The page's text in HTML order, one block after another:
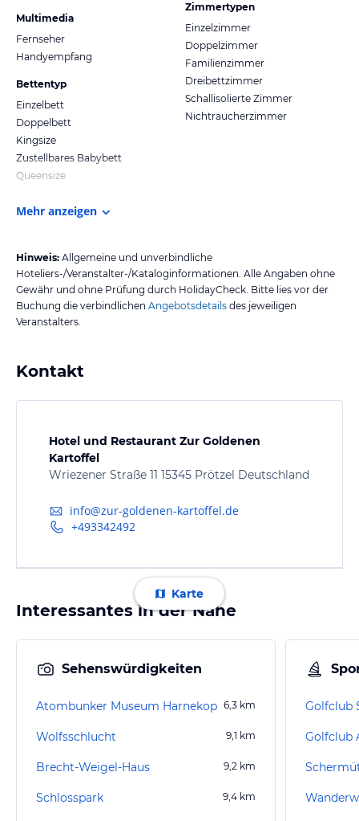
Multimedia
Fernseher
Handyempfang
Bettentyp
Einzelbett
Doppelbett
Kingsize
Zustellbares Babybett
Queensize
Zimmertypen
Einzelzimmer
Doppelzimmer
Familienzimmer
Dreibettzimmer
Schallisolierte Zimmer
Nichtraucherzimmer
Mehr anzeigen
Hinweis: Allgemeine und unverbindliche
Hoteliers-/Veranstalter-/Kataloginformationen. Alle Angaben ohne
Gewähr und ohne Prüfung durch HolidayCheck. Bitte lies vor der
Buchung die verbindlichen Angebotsdetails des jeweiligen
Veranstalters.
Kontakt
Hotel und Restaurant Zur Goldenen
Kartoffel
Wriezener Straße 11 15345 Prötzel Deutschland
info@zur-goldenen-kartoffel.de
+493342492
Karte
Interessantes in der Nähe
Sehenswürdigkeiten
Atombunker Museum Harnekop 6,3 km
Wolfsschlucht 9,1 km
Brecht-Weigel-Haus 9,2 km
Schlosspark 9,4 km